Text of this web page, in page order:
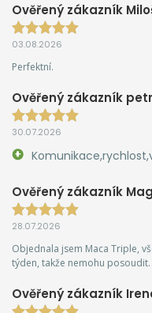
Ověřený zákazník
03.08.2026
Perfektní.
Ověřený zákazník petr
30.07.2026
Ověřený zákazník
28.07.2026
Objednala jsem Maca Triple,
týden, takže nemohu posoudit.
Ověřený zákazník